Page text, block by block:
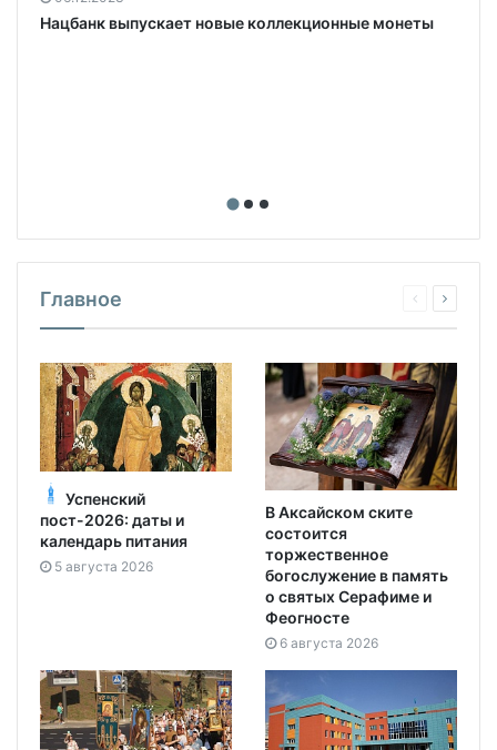
Нацбанк выпускает новые коллекционные монеты
Главное
Успенский
пост-2026: даты и
календарь питания
5 августа 2026
В Аксайском ските
состоится
торжественное
богослужение в память
о святых Серафиме и
Феогносте
6 августа 2026